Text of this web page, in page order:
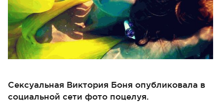
Сексуальная Виктория Боня опубликовала в
социальной сети фото поцелуя.